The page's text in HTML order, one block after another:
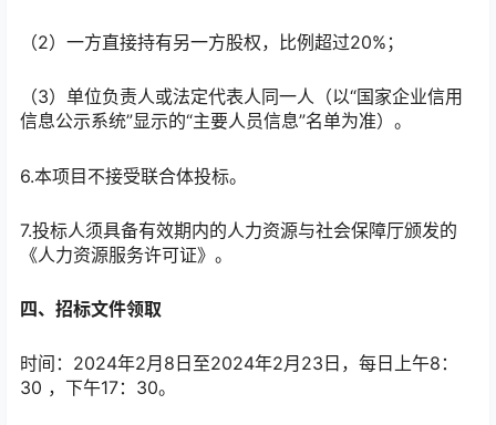
（2）一方直接持有另一方股权，比例超过20%；
（3）单位负责人或法定代表人同一人（以“国家企业信用
信息公示系统”显示的“主要人员信息”名单为准）。
6.本项目不接受联合体投标。
7.投标人须具备有效期内的人力资源与社会保障厅颁发的
《人力资源服务许可证》。
四、招标文件领取
时间：2024年2月8日至2024年2月23日，每日上午8：
30 ，下午17：30。